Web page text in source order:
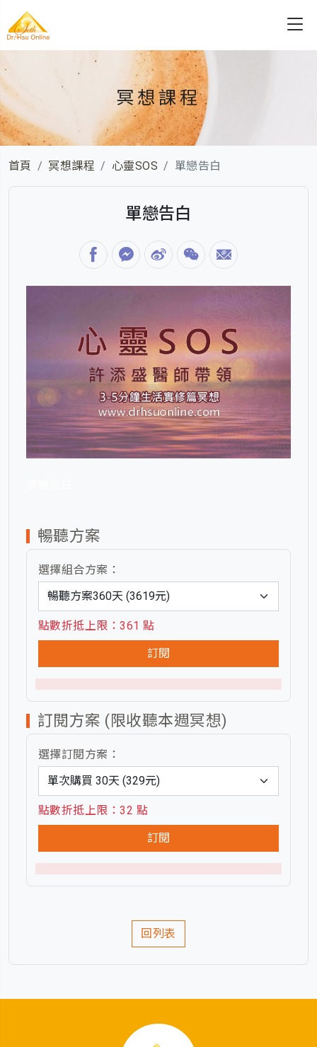
冥想課程
首頁 冥想課程 心靈SOS 單戀告白
單戀告白
暢聽方案
選擇組合方案：
點數折抵上限：361 點
訂閱
訂閱方案 (限收聽本週冥想)
選擇訂閱方案：
點數折抵上限：32 點
訂閱
回列表